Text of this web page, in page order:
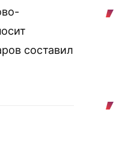
составил